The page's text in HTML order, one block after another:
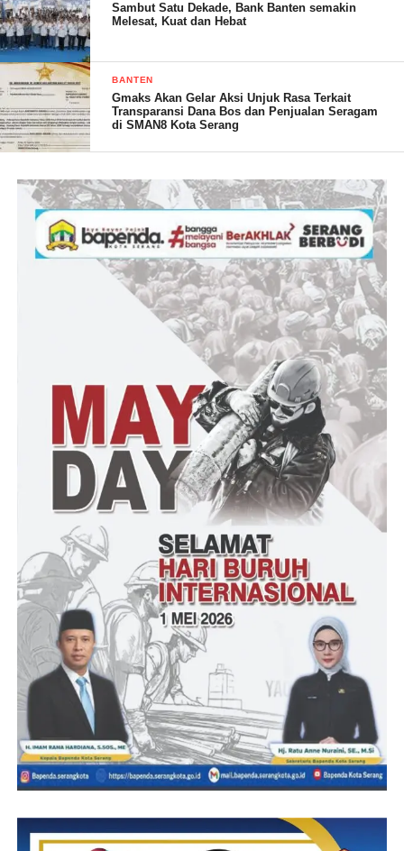
“Antusias peserta mengikuti kaderisasi ini merupakan
representasi bahwa PP di Provinsi Banten menjadi ormas yang
diminati dan bersahabat dengan masyarakat,” tegasnya
“Diharapkan dengan adanya kegiatan kaderisasi ini para peserta
dapat mengimplementasikan dengan baik didalam kehidupan
berorganisasi,” harapnya
Konsep dan prinsip perilaku organisasi adalah hal yang penting
bagi kita semua karena dalam setiap organisasi manusia pada
akhirnya akan mengambil keputusan yang mengontrol
bagaimana organisasi mendapatkan dan menggunakan sumber
daya sikap (attitude) dengan cara evaluasi diri menuju kearah
yang lebih baik lagi,” tutupnya
Post Views:
Sambut Satu Dekade, Bank Banten semakin
Melesat, Kuat dan Hebat
BANTEN
Gmaks Akan Gelar Aksi Unjuk Rasa Terkait
Transparansi Dana Bos dan Penjualan Seragam
di SMAN8 Kota Serang